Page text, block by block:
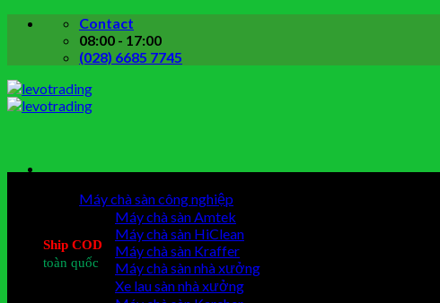
Skip
Contact
08:00 - 17:00
(028) 6685 7745
Ship COD
toàn quốc
Máy chà sàn công nghiệp
Máy chà sàn Amtek
Máy chà sàn HiClean
Máy chà sàn Kraffer
Máy chà sàn nhà xưởng
Xe lau sàn nhà xưởng